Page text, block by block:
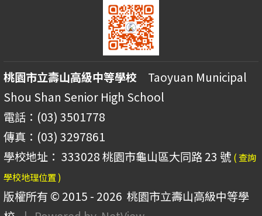
桃園市立壽山高級中等學校 Taoyuan Municipal
Shou Shan Senior High School
電話：(03) 3501778
傳真：(03) 3297861
學校地址： 333028 桃園市龜山區大同路 23 號 ( 查詢
學校地理位置 )
版權所有 © 2015 - 2026 桃園市立壽山高級中等學